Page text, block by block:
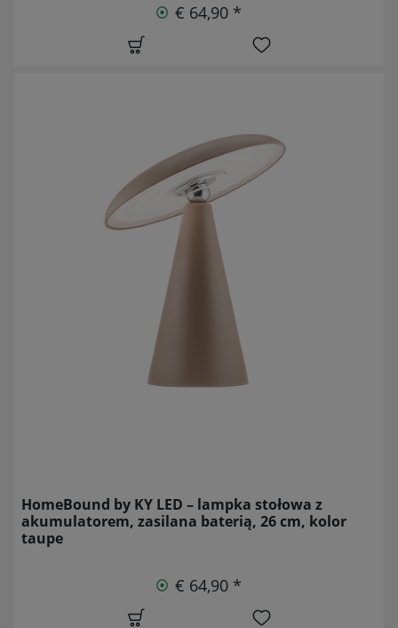
€ 64,90 *
HomeBound by KY LED – lampka stołowa z
akumulatorem, zasilana baterią, 26 cm, kolor
taupe
€ 64,90 *